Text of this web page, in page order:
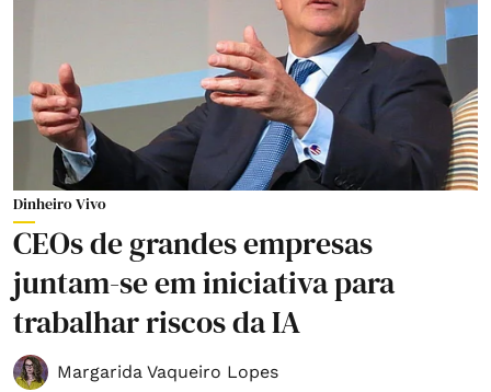
Dinheiro Vivo
CEOs de grandes empresas
juntam-se em iniciativa para
trabalhar riscos da IA
Margarida Vaqueiro Lopes